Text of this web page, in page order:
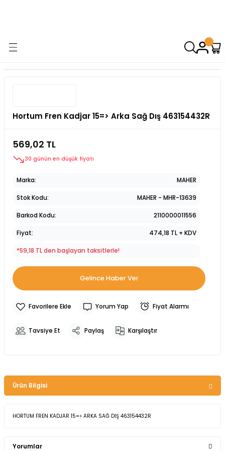
Hortum Fren Kadjar 15=> Arka Sağ Dış 463154432R
569,02 TL
30 günün en düşük fiyatı
Marka MAHER
Stok Kodu MAHER - MHR-13639
Barkod Kodu 2110000011556
Fiyat 474,18 TL + KDV
*59,18 TL den başlayan taksitlerle!
Gelince Haber Ver
Yorum Yap Fiyat Alarmı
Tavsiye Et Paylaş Karşılaştır
Ürün Bilgisi
HORTUM FREN KADJAR 15=> ARKA SAĞ DIŞ 463154432R
Yorumlar